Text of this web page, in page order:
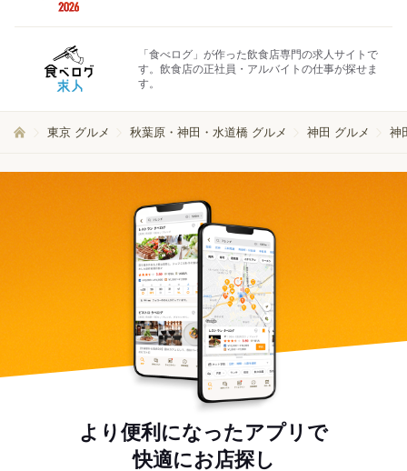
「食べログ」が作った飲食店専門の求人サイトで
す。飲食店の正社員・アルバイトの仕事が探せま
す。
東京 グルメ 秋葉原・神田・水道橋 グルメ 神田 グルメ 神
より便利になったアプリで
快適にお店探し